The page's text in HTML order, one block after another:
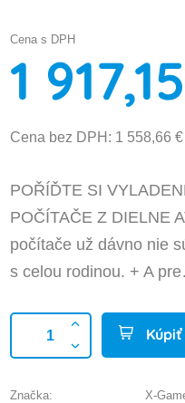
Cena s DPH
1
Cena bez DPH: 1 558,66 €
POŘÍĎTE SI
POČÍTAČE Z DIELNE
počítače už dávno nie
s celou rodinou. + A
Kúpiť
Značka:
X-